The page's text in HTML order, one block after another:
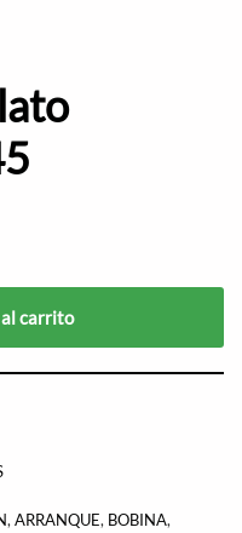
carrito
, ARRANQUE, BOBINA,